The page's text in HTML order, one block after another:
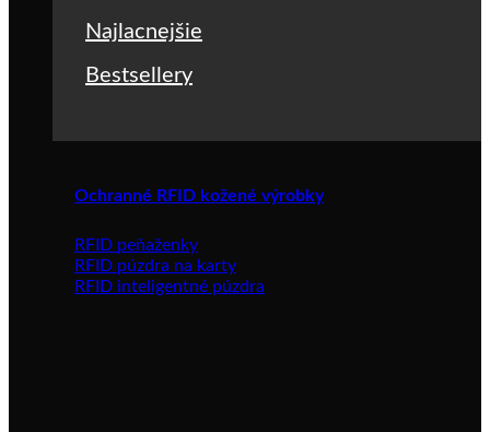
Najlacnejšie
Bestsellery
Ochranné RFID kožené výrobky
RFID peňaženky
RFID púzdra na karty
RFID inteligentné púzdra